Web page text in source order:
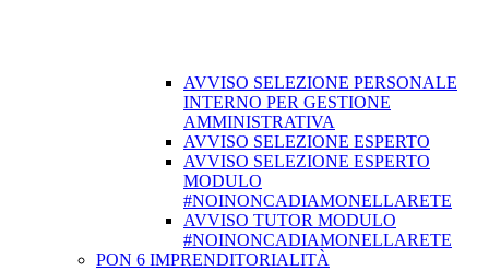
AVVISO SELEZIONE PERSONALE
INTERNO PER GESTIONE
AMMINISTRATIVA
AVVISO SELEZIONE ESPERTO
AVVISO SELEZIONE ESPERTO
MODULO
#NOINONCADIAMONELLARETE
AVVISO TUTOR MODULO
#NOINONCADIAMONELLARETE
PON 6 IMPRENDITORIALITÀ